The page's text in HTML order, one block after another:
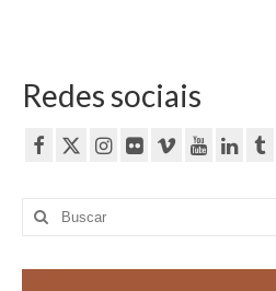
Redes sociais
Buscar
por: